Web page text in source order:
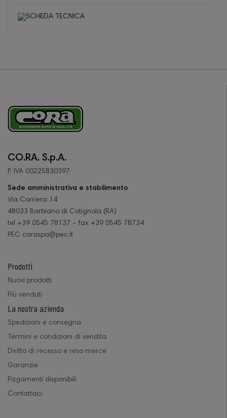
CO.RA. S.p.A.
P. IVA 00225830397
Sede amministrativa e stabilimento
Via Corriera 14
48033 Barbiano di Cotignola (RA)
tel +39 0545 78137 - fax +39 0545 78734
PEC coraspa@pec.it
Prodotti
Nuovi prodotti
Più venduti
La nostra azienda
Spedizioni e consegna
Termini e condizioni di vendita
Diritto di recesso e reso merce
Garanzie
Pagamenti disponibili
Contattaci